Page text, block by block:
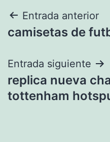
Navegación
de
entradas
Entrada anterior
camisetas de
Entrada siguiente
replica nueva
tottenham